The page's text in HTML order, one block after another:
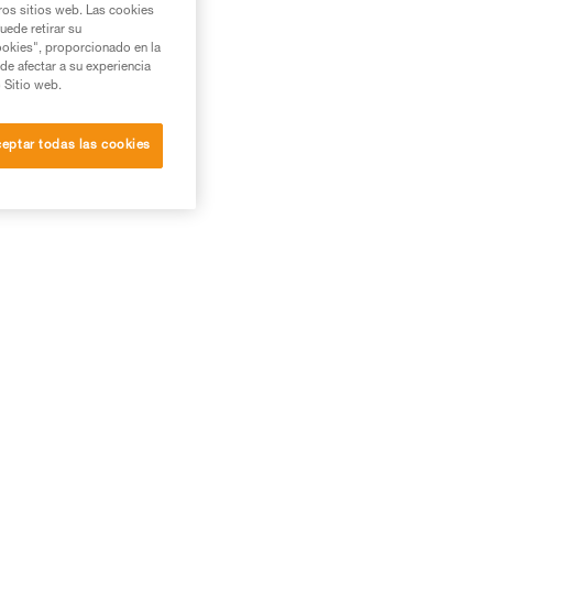
sitios web. Las cookies
retirar su
proporcionado en la
afectar a su experiencia
Sitio web.
todas las cookies